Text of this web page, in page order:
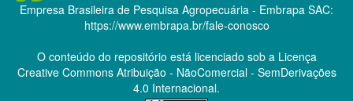
Empresa Brasileira de Pesquisa Agropecuária - Embrapa SAC:
https://www.embrapa.br/fale-conosco
O conteúdo do repositório está licenciado sob a Licença
Creative CommonsAtribuição - NãoComercial - SemDerivações
4.0 Internacional.